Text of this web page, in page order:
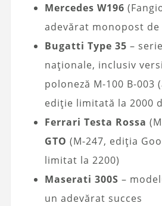
Mercedes W196
adevărat monopost de
Bugatti Type 35 –
naționale, inclusiv
poloneză M-100 B-003
ediție limitată la 2000
Ferrari Testa Rossa
GTO (M-247, ediția
limitat la 2200)
Maserati 300S –
un adevărat succes